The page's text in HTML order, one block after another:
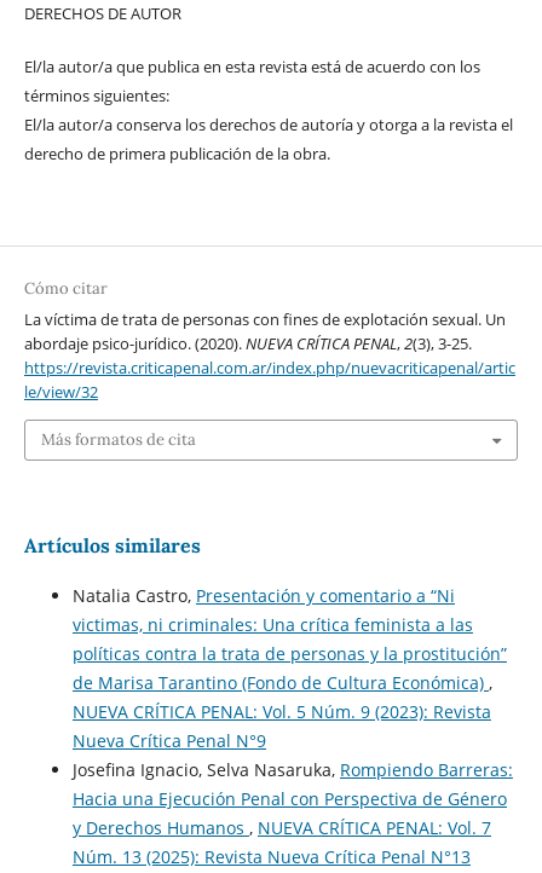
DERECHOS DE AUTOR
El/la autor/a que publica en esta revista está de acuerdo con los
términos siguientes:
El/la autor/a conserva los derechos de autoría y otorga a la revista el
derecho de primera publicación de la obra.
Cómo citar
La víctima de trata de personas con fines de explotación sexual. Un
abordaje psico-jurídico. (2020).NUEVA CRÍTICA PENAL,2(3), 3-25.
https://revista.criticapenal.com.ar/index.php/nuevacriticapenal/artic
le/view/32
Más formatos de cita
Artículos similares
Natalia Castro, Presentación y comentario a “Ni
victimas, ni criminales: Una crítica feminista a las
políticas contra la trata de personas y la prostitución”
de Marisa Tarantino (Fondo de Cultura Económica) ,
NUEVA CRÍTICA PENAL: Vol. 5 Núm. 9 (2023): Revista
Nueva Crí­tica Penal N°9
Josefina Ignacio, Selva Nasaruka, Rompiendo Barreras:
Hacia una Ejecución Penal con Perspectiva de Género
y Derechos Humanos , NUEVA CRÍTICA PENAL: Vol. 7
Núm. 13 (2025): Revista Nueva Crí­tica Penal N°13